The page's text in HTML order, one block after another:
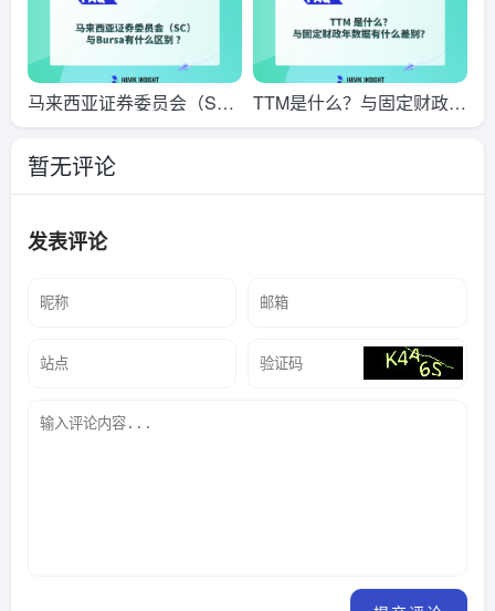
马来西亚证券委员会（S
C）与Bursa有什么区别？
TTM是什么？与固定财政年
数据有什么差别？
暂无评论
发表评论